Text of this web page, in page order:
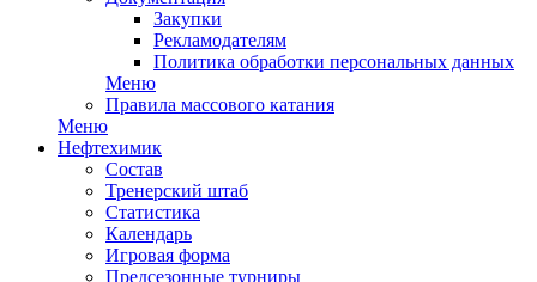
Закупки
Рекламодателям
Политика обработки персональных данных
Меню
Правила массового катания
Меню
Нефтехимик
Состав
Тренерский штаб
Статистика
Календарь
Игровая форма
Предсезонные турниры